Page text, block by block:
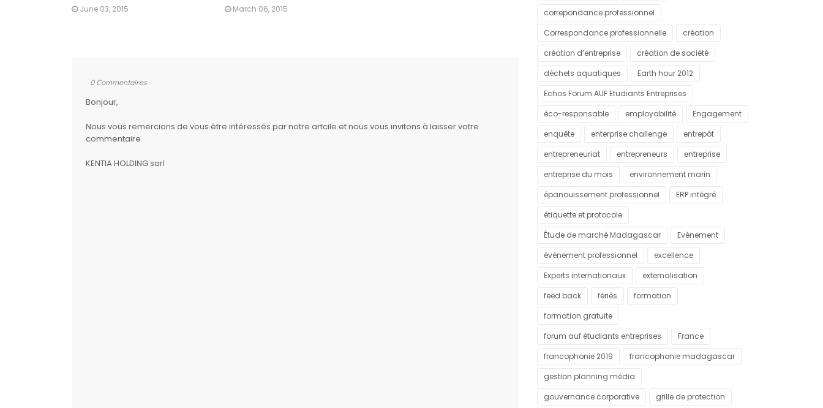
June 03, 2015 March 06, 2015
0 Commentaires
Bonjour,
Nous vous remercions de vous être intéressés par notre artcile et nous vous invitons à laisser votre
commentaire.
KENTIA HOLDING sarl
correpondance professionnel
Correspondance professionnelle
création
création d’entreprise
création de société
déchets aquatiques
Earth hour 2012
Echos Forum AUF Etudiants Entreprises
éco-responsable
employabilité
Engagement
enquête
enterprise challenge
entrepôt
entrepreneuriat
entrepreneurs
entreprise
entreprise du mois
environnement marin
épanouissement professionnel
ERP intégré
étiquette et protocole
Étude de marché Madagascar
Evènement
événement professionnel
excellence
Experts internationaux
externalisation
feed back
fériés
formation
formation gratuite
forum auf étudiants entreprises
France
francophonie 2019
francophonie madagascar
gestion planning média
gouvernance corporative
grille de protection